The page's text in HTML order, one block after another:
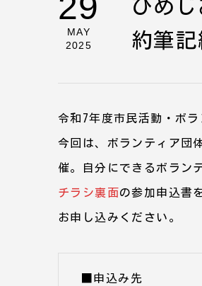
MAY
2025
ひめ
約筆
令和7年度市民活動・ボ
今回は、ボランティア団
催。自分にできるボラン
チラシ裏面の参加申込書
お申し込みください。
■申込み先